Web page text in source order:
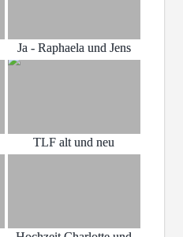
Ja - Raphaela und Jens
TLF alt und neu